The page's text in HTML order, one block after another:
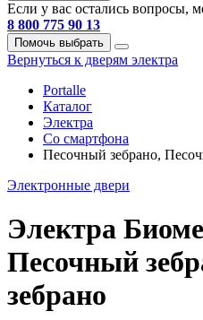
Если у вас остались вопросы,
8 800 775 90 13
Помочь выбрать
Вернуться к дверям электра
Portalle
Каталог
Электра
Со смартфона
Песочный зебрано,
Электронные двери
Электра
Песочный
зебрано